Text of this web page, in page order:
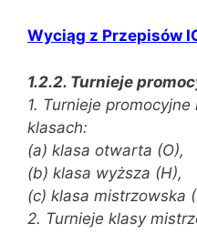
Wyciąg z Przepisów
1.2.2. Turnieje
1. Turnieje
klasach:
(a) klasa otwarta (O),
(b) klasa wyższa (H),
(c) klasa mistrzowska
2. Turnieje klasy